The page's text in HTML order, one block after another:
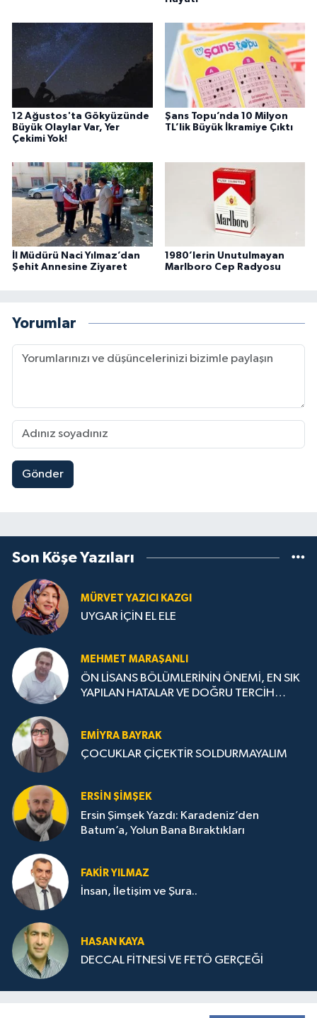
12 Ağustos'ta Gökyüzünde
Büyük Olaylar Var, Yer
Çekimi Yok!
Şans Topu’nda 10 Milyon
TL’lik Büyük İkramiye Çıktı
İl Müdürü Naci Yılmaz’dan
Şehit Annesine Ziyaret
1980’lerin Unutulmayan
Marlboro Cep Radyosu
Yorumlar
Gönder
Son Köşe Yazıları
MÜRVET YAZICI KAZGI
UYGAR İÇİN EL ELE
MEHMET MARAŞANLI
ÖN LİSANS BÖLÜMLERİNİN ÖNEMİ, EN SIK
YAPILAN HATALAR VE DOĞRU TERCİH
EMIYRA BAYRAK
ÇOCUKLAR ÇİÇEKTİR SOLDURMAYALIM
ERSIN ŞIMŞEK
Ersin Şimşek Yazdı: Karadeniz’den
Batum’a, Yolun Bana Bıraktıkları
FAKIR YILMAZ
İnsan, İletişim ve Şura..
HASAN KAYA
DECCAL FİTNESİ VE FETÖ GERÇEĞİ